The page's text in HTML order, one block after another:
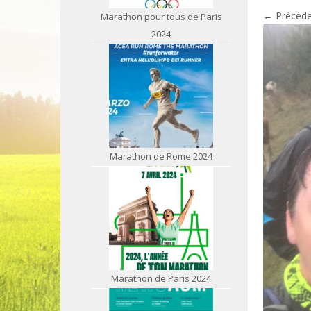
Marathon pour tous de Paris
2024
Marathon de Rome 2024
Marathon de Paris 2024
←